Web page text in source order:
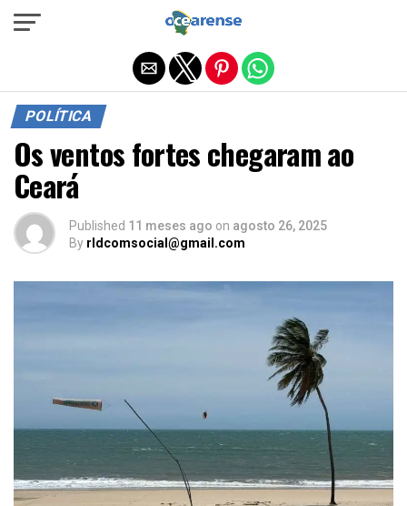
POLÍTICA
Os ventos fortes chegaram ao
Ceará
Published 11 meses ago on agosto 26, 2025
By rldcomsocial@gmail.com
Sair da versão mobile